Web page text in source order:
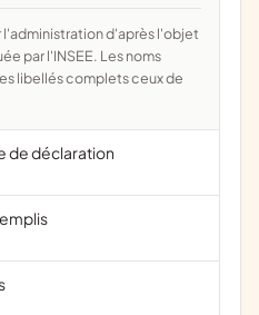
par l'INSEE. Les noms
libellés complets ceux de
de déclaration